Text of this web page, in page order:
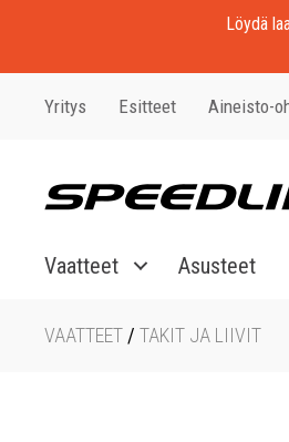
Löydä
Yritys Esitteet Aineisto-
Vaatteet Asusteet
VAATTEET / TAKIT JA LIIVIT